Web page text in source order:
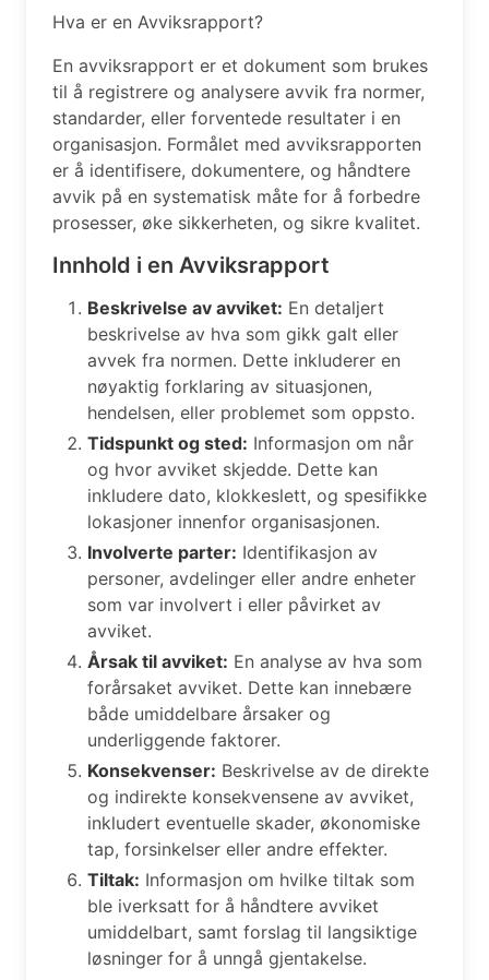
Hva er en Avviksrapport?
En avviksrapport er et dokument som brukes
til å registrere og analysere avvik fra normer,
standarder, eller forventede resultater i en
organisasjon. Formålet med avviksrapporten
er å identifisere, dokumentere, og håndtere
avvik på en systematisk måte for å forbedre
prosesser, øke sikkerheten, og sikre kvalitet.
Innhold i en Avviksrapport
Beskrivelse av avviket: En detaljert
beskrivelse av hva som gikk galt eller
avvek fra normen. Dette inkluderer en
nøyaktig forklaring av situasjonen,
hendelsen, eller problemet som oppsto.
Tidspunkt og sted: Informasjon om når
og hvor avviket skjedde. Dette kan
inkludere dato, klokkeslett, og spesifikke
lokasjoner innenfor organisasjonen.
Involverte parter: Identifikasjon av
personer, avdelinger eller andre enheter
som var involvert i eller påvirket av
avviket.
Årsak til avviket: En analyse av hva som
forårsaket avviket. Dette kan innebære
både umiddelbare årsaker og
underliggende faktorer.
Konsekvenser: Beskrivelse av de direkte
og indirekte konsekvensene av avviket,
inkludert eventuelle skader, økonomiske
tap, forsinkelser eller andre effekter.
Tiltak: Informasjon om hvilke tiltak som
ble iverksatt for å håndtere avviket
umiddelbart, samt forslag til langsiktige
løsninger for å unngå gjentakelse.